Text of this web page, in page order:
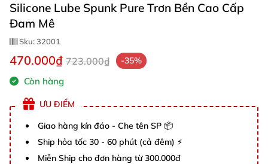
Silicone Lube Spunk Pure Trơn Bền Cao Cấp
Đam Mê
Sku:32001
470.000₫ 723.000₫ -35%
Còn hàng
ƯU ĐIỂM
Giao hàng kín đáo - Che tên SP 📦
Ship hỏa tốc 30 - 60 phút (cả đêm) ⚡
Miễn Ship cho đơn hàng từ 300.000đ